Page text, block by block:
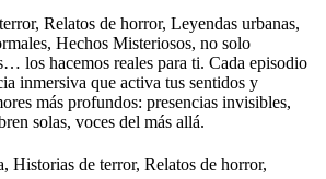
Relatos de horror, Leyendas urbanas,
Hechos Misteriosos, no solo
los hacemos reales para ti. Cada episodio
inmersiva que activa tus sentidos y
más profundos: presencias invisibles,
solas, voces del más allá.
Historias de terror, Relatos de horror,